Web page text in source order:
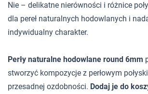
Nie – delikatne nierówności i różnice
dla pereł naturalnych hodowlanych i
indywidualny charakter.
Perły naturalne hodowlane round 6mm
stworzyć kompozycje z perłowym
przesadnej ozdobności. Dodaj je do